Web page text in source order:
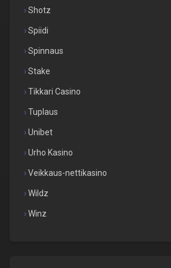
Shotz
Spiidi
Spinnaus
Stake
Tikkari Casino
Tuplaus
Unibet
Urho Kasino
Veikkaus-nettikasino
Wildz
Winz